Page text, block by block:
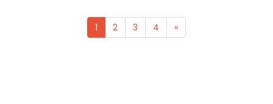
1 2 3 4 »